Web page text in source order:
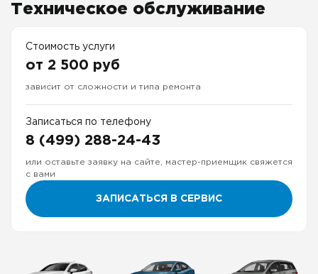
Техническое обслуживание
Стоимость услуги
от 2 500 руб
зависит от сложности и типа ремонта
Записаться по телефону
8 (499) 288-24-43
или оставьте заявку на сайте, мастер-приемщик свяжется
с вами
ЗАПИСАТЬСЯ В СЕРВИС